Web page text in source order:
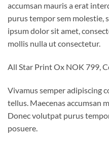
accumsan mauris a erat
purus tempor sem molestie,
ipsum dolor sit amet,
mollis nulla ut consectetur.
All Star Print Ox NOK 799,
Vivamus semper adipiscing
tellus. Maecenas accumsan
Donec volutpat purus
posuere.